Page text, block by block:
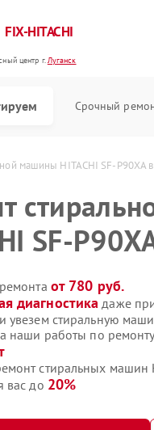
FIX-HITACHI
центр г.Луганск
Срочный
машины HITACHI SF-P90XA в
SF-
от 780 руб.
диагностика даже
увезем стиральную
наши работы по
стиральных машин
вас до 20%